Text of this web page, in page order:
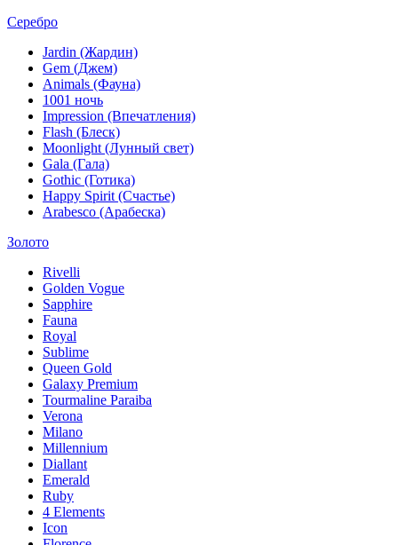
Серебро
Jardin (Жардин)
Gem (Джем)
Animals (Фауна)
1001 ночь
Impression (Впечатления)
Flash (Блеск)
Moonlight (Лунный свет)
Gala (Гала)
Gothic (Готика)
Happy Spirit (Счастье)
Arabesco (Арабеска)
Золото
Rivelli
Golden Vogue
Sapphire
Fauna
Royal
Sublime
Queen Gold
Galaxy Premium
Tourmaline Paraiba
Verona
Milano
Millennium
Diallant
Emerald
Ruby
4 Elements
Icon